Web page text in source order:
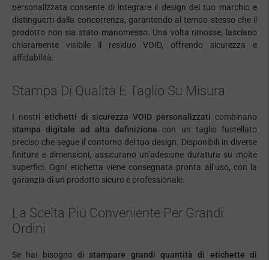
personalizzata consente di integrare il design del tuo marchio e
distinguerti dalla concorrenza, garantendo al tempo stesso che il
prodotto non sia stato manomesso. Una volta rimosse, lasciano
chiaramente visibile il residuo VOID, offrendo sicurezza e
affidabilità.
Stampa Di Qualità E Taglio Su Misura
I nostri etichetti di sicurezza VOID personalizzati combinano
stampa digitale ad alta definizione con un taglio fustellato
preciso che segue il contorno del tuo design. Disponibili in diverse
finiture e dimensioni, assicurano un’adesione duratura su molte
superfici. Ogni etichetta viene consegnata pronta all’uso, con la
garanzia di un prodotto sicuro e professionale.
La Scelta Più Conveniente Per Grandi
Ordini
Se hai bisogno di stampare grandi quantità di etichette di